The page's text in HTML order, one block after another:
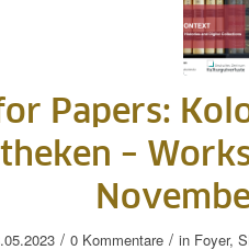
Papers:
–
/ 0 Kommentare / in Foyer,